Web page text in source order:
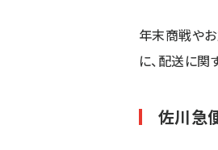
年末商戦や
に、配送に関
佐川急